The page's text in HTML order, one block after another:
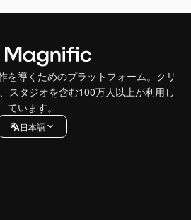
を導くためのプラットフォーム。クリ
スタジオを含む100万人以上が利用し
ています。
日本語